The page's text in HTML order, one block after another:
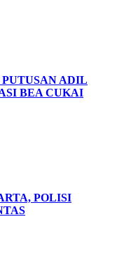
ADIL
BEA CUKAI
POLISI